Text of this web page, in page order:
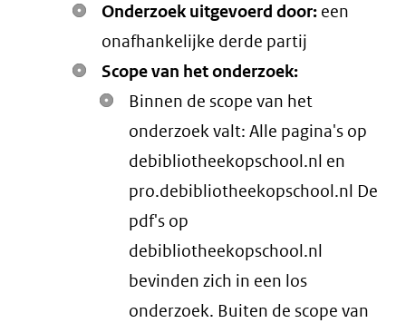
Onderzoek uitgevoerd door: een
onafhankelijke derde partij
Scope van het onderzoek:
Binnen de scope van het
onderzoek valt: Alle pagina's op
debibliotheekopschool.nl en
pro.debibliotheekopschool.nl De
pdf's op
debibliotheekopschool.nl
bevinden zich in een los
onderzoek. Buiten de scope van